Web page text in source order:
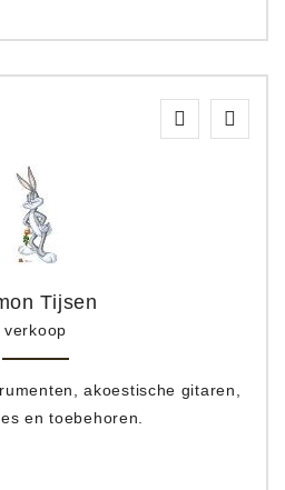
Tijsen
verkoop
akoestische gitaren,
en toebehoren.